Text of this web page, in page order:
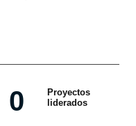
0
Proyectos
liderados